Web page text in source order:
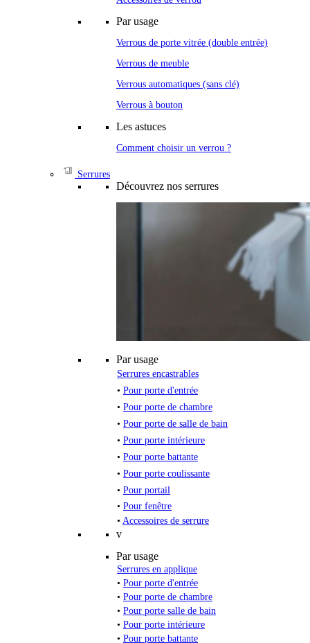
Par usage
Verrous de porte vitrée (double entrée)
Verrous de meuble
Verrous automatiques (sans clé)
Verrous à bouton
Les astuces
Comment choisir un verrou ?
Serrures
Découvrez nos serrures
Par usage
Serrures encastrables
• Pour porte d'entrée
• Pour porte de chambre
• Pour porte de salle de bain
• Pour porte intérieure
• Pour porte battante
• Pour porte coulissante
• Pour portail
• Pour fenêtre
• Accessoires de serrure
v
Par usage
Serrures en applique
• Pour porte d'entrée
• Pour porte de chambre
• Pour porte salle de bain
• Pour porte intérieure
• Pour porte battante